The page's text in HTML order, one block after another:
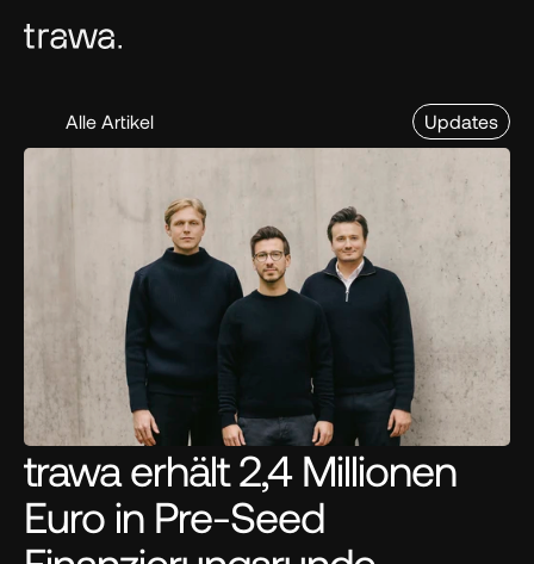
Alle Artikel Updates
trawa erhält 2,4 Millionen
Euro in Pre-Seed